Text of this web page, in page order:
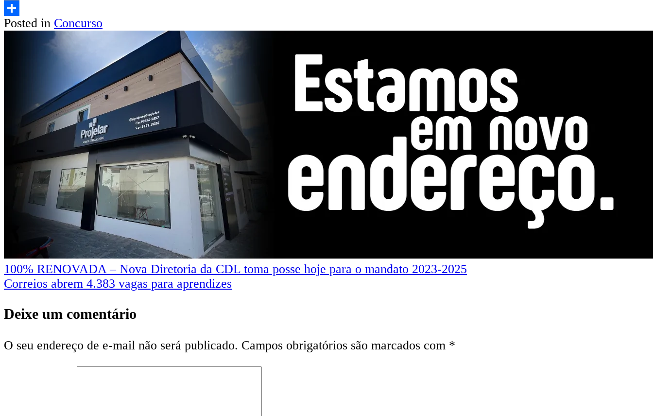
Email
Share
Posted in Concurso
Navegação
de
Post
100% RENOVADA – Nova Diretoria da CDL toma posse hoje para o mandato 2023-2025
Correios abrem 4.383 vagas para aprendizes
Deixe um comentário
O seu endereço de e-mail não será publicado. Campos obrigatórios são marcados com *